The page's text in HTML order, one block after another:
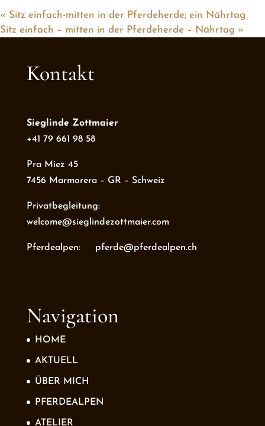
« Sitz einfach-mitten in der Pferdeherde; ein Nährtag
Sitz einfach – mitten in der Pferdeherde – Nährtag »
Kontakt
Sieglinde Zottmaier
+41 79 661 98 58
Pra Miez 45
7456 Marmorera – GR – Schweiz
Privatbegleitung:
welcome@sieglindezottmaier.com
Pferdealpen: pferde@pferdealpen.ch
Navigation
HOME
AKTUELL
ÜBER MICH
PFERDEALPEN
ATELIER